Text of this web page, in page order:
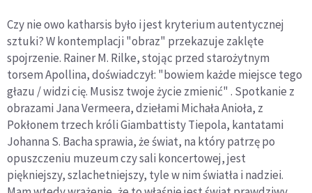
Czy nie owo katharsis było i jest kryterium autentycznej
sztuki? W kontemplacji "obraz" przekazuje zaklęte
spojrzenie. Rainer M. Rilke, stojąc przed starożytnym
torsem Apollina, doświadczył: "bowiem każde miejsce tego
głazu / widzi cię. Musisz twoje życie zmienić" . Spotkanie z
obrazami Jana Vermeera, dziełami Michała Anioła, z
Pokłonem trzech króli Giambattisty Tiepola, kantatami
Johanna S. Bacha sprawia, że świat, na który patrzę po
opuszczeniu muzeum czy sali koncertowej, jest
piękniejszy, szlachetniejszy, tyle w nim światła i nadziei.